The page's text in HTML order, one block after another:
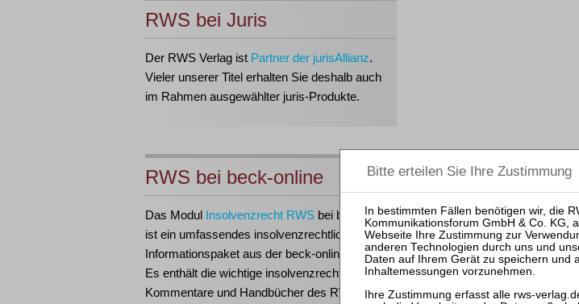
RWS bei Juris
Der RWS Verlag ist Partner der jurisAllianz.
Vieler unserer Titel erhalten Sie deshalb auch
im Rahmen ausgewählter juris-Produkte.
RWS bei beck-online
Das Modul Insolvenzrecht RWS bei beck-online
ist ein umfassendes insolvenzrechtliches
Informationspaket aus der beck-online-Familie.
Es enthält die wichtige insolvenzrechtliche
Kommentare und Handbücher des RWS